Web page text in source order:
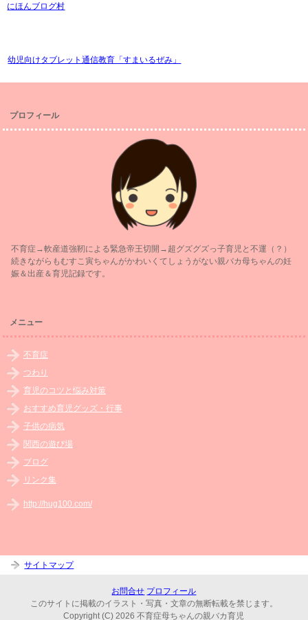
にほんブログ村
幼児向けタブレット通信教育「すまいるぜみ」
プロフィール
不育症→軟産道強靭による緊急帝王切開→超グズグズっ子育児と不運（？）
続きながらもむすこ寅ちゃんがかわいくてしょうがない親バカ母ちゃんの妊
娠＆出産＆育児記録です。
メニュー
不育症
つわり
育児のコツと悩み対策
おすすめ育児グッズ・行事
子供の病気
関西の遊び場
ブログ
リンク集
http://hug100.com/
サイトマップ
お問合せ プロフィール
このサイトに掲載のイラスト・写真・文章の無断転載を禁じます。
Copyright (C) 2026 不育症母ちゃんの親バカ育児